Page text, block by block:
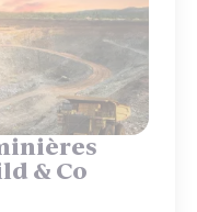
& Co